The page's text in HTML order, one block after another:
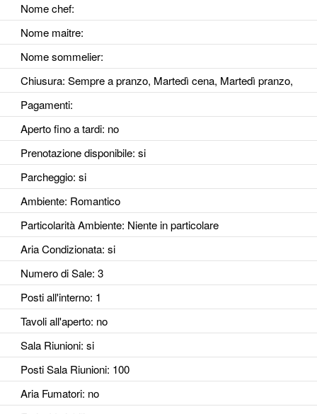
Nome chef:
Nome maitre:
Nome sommelier:
Chiusura: Sempre a pranzo, Martedì cena, Martedì pranzo,
Pagamenti:
Aperto fino a tardi: no
Prenotazione disponibile: si
Parcheggio: si
Ambiente: Romantico
Particolarità Ambiente: Niente in particolare
Aria Condizionata: si
Numero di Sale: 3
Posti all'interno: 1
Tavoli all'aperto: no
Sala Riunioni: si
Posti Sala Riunioni: 100
Aria Fumatori: no